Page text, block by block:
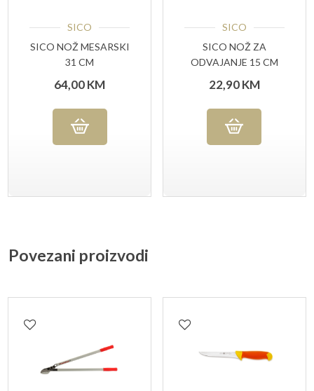
SICO
SICO NOŽ MESARSKI
31 CM
64,00KM
SICO
SICO NOŽ ZA
ODVAJANJE 15 CM
22,90KM
Povezani proizvodi